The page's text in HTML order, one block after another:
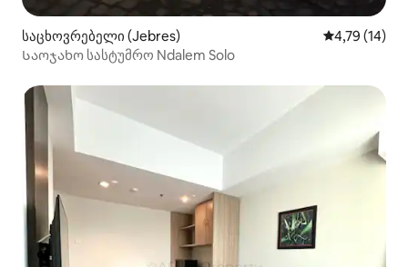
საცხოვრებელი (Jebres) საშუალო
4,79 (14)
Საოჯახო სასტუმრო Ndalem Solo